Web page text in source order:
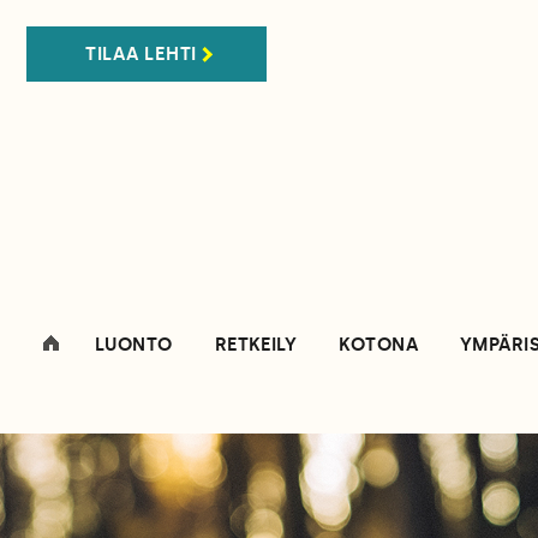
TILAA LEHTI
LUONTO RETKEILY KOTONA